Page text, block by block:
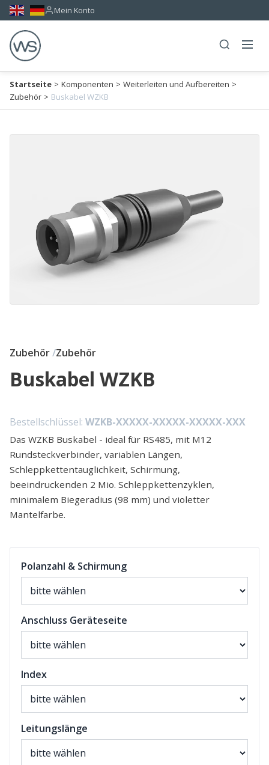
Mein Konto
Startseite > Komponenten > Weiterleiten und Aufbereiten >
Zubehör > Buskabel WZKB
Zubehör Zubehör
Buskabel WZKB
Bestellschlüssel: WZKB-XXXXX-XXXXX-XXXXX-XXX
Das WZKB Buskabel - ideal für RS485, mit M12
Rundsteckverbinder, variablen Längen,
Schleppkettentauglichkeit, Schirmung,
beeindruckenden 2 Mio. Schleppkettenzyklen,
minimalem Biegeradius (98 mm) und violetter
Mantelfarbe.
Polanzahl & Schirmung
Anschluss Geräteseite
Index
Leitungslänge